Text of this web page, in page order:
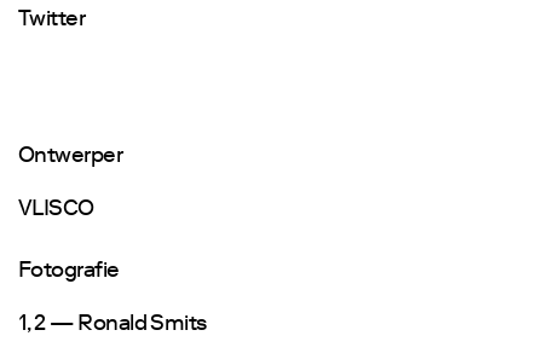
Twitter
Ontwerper
VLISCO
Fotografie
1, 2 — Ronald Smits